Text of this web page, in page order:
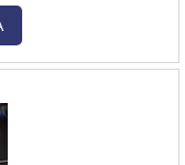
e qualidade quando
cromagem por cromo
Prezando pelo que
peças para motores e
ótima qualidade e
de procedimentos